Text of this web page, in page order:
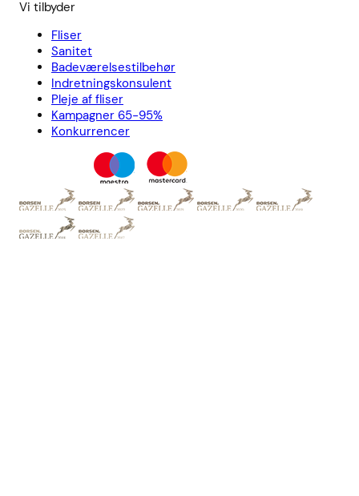
Vi tilbyder
Fliser
Sanitet
Badeværelsestilbehør
Indretningskonsulent
Pleje af fliser
Kampagner 65-95%
Konkurrencer